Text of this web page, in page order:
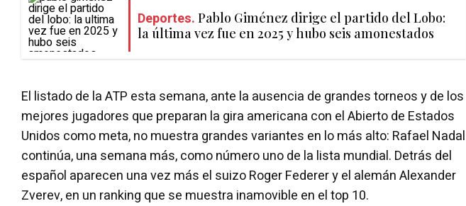
Deportes. Pablo Giménez dirige el partido del Lobo:
la última vez fue en 2025 y hubo seis amonestados
El listado de la ATP esta semana, ante la ausencia de grandes torneos y de los
mejores jugadores que preparan la gira americana con el Abierto de Estados
Unidos como meta, no muestra grandes variantes en lo más alto: Rafael Nadal
continúa, una semana más, como número uno de la lista mundial. Detrás del
español aparecen una vez más el suizo Roger Federer y el alemán Alexander
Zverev, en un ranking que se muestra inamovible en el top 10.